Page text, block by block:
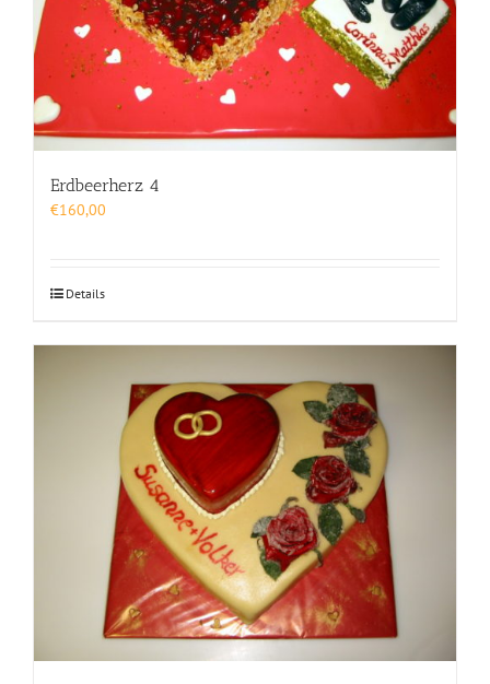
Erdbeerherz 4
€160,00
Details